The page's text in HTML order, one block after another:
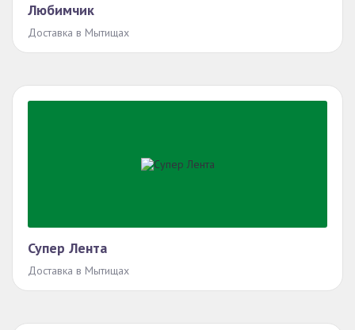
Любимчик
Доставка в Мытищах
Супер Лента
Доставка в Мытищах